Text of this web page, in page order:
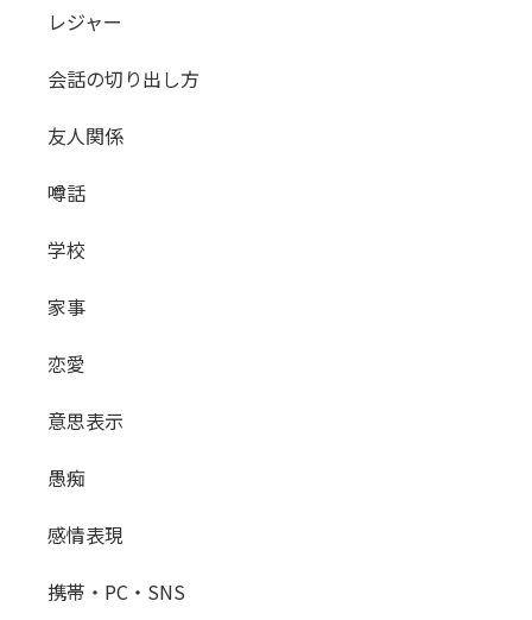
レジャー
会話の切り出し方
友人関係
噂話
学校
家事
恋愛
意思表示
愚痴
感情表現
携帯・PC・SNS